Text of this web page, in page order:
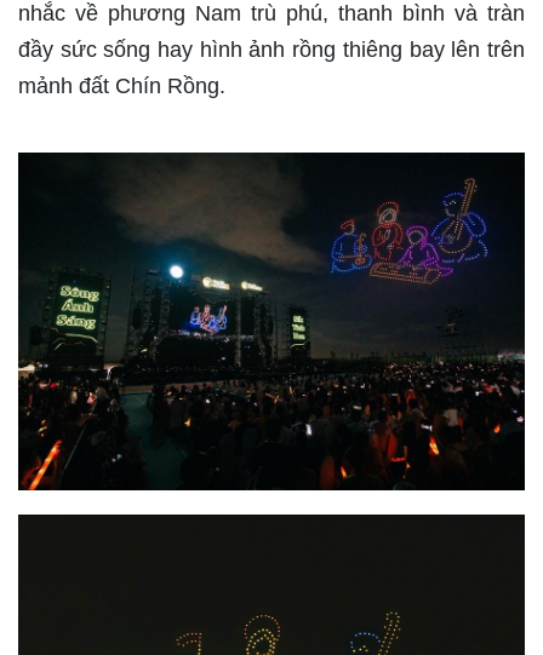
nhắc về phương Nam trù phú, thanh bình và tràn
đầy sức sống hay hình ảnh rồng thiêng bay lên trên
mảnh đất Chín Rồng.